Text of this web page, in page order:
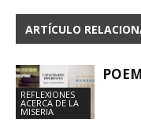
ARTÍCULO
REFLEXIONES
ACERCA DE LA
MISERIA